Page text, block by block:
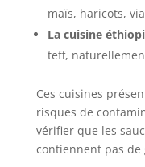
maïs, haricots,
La cuisine
teff,
Ces cuisines
risques de
vérifier que les
contiennent pas de